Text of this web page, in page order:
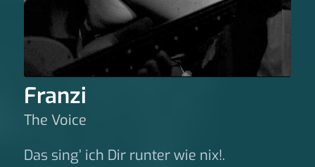
Franzi
The Voice
Das sing’ ich Dir runter wie nix!.